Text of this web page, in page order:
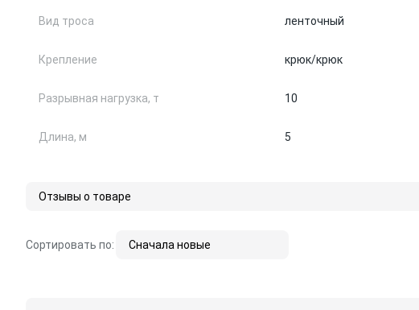
Вид троса ленточный
Крепление крюк/крюк
Разрывная нагрузка, т 10
Длина, м 5
Отзывы о товаре
Сортировать по: Сначала новые